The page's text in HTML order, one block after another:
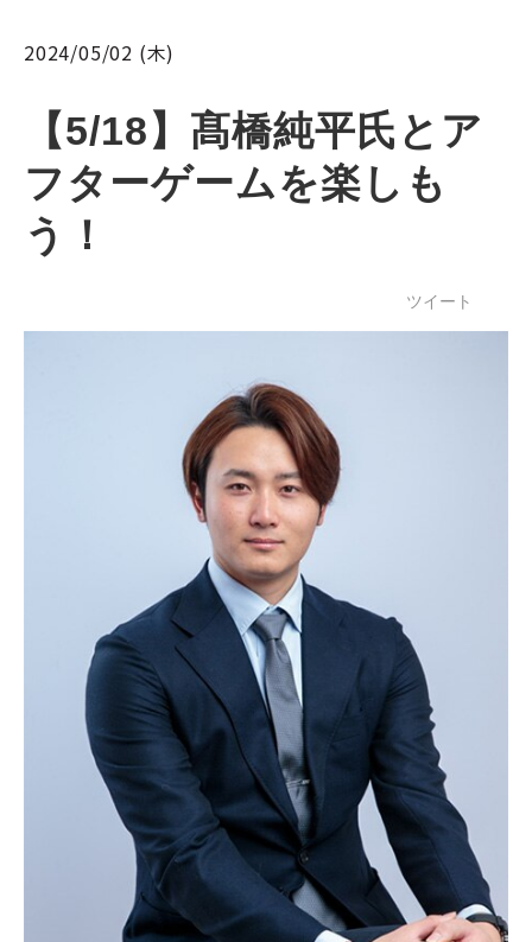
2024/05/02 (木)
【5/18】髙橋純平氏とア
フターゲームを楽しも
う！
ツイート